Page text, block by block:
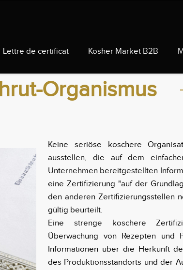
Lettre de certificat Kosher Market B2B
Organismus
Keine seriöse koschere
ausstellen, die auf dem
Unternehmen bereitgestellten
eine Zertifizierung "auf der
den anderen Zertifizierungsstellen
gültig beurteilt.
Eine strenge koschere
Überwachung von Rezepten und
Informationen über die Herkunft
des Produktionsstandorts und der